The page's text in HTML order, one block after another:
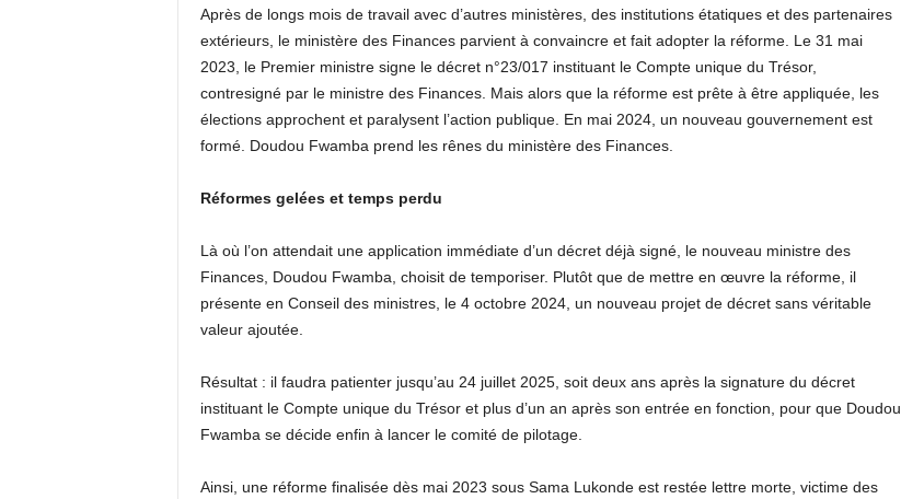
Après de longs mois de travail avec d’autres ministères, des institutions étatiques et des partenaires
extérieurs, le ministère des Finances parvient à convaincre et fait adopter la réforme. Le 31 mai
2023, le Premier ministre signe le décret n°23/017 instituant le Compte unique du Trésor,
contresigné par le ministre des Finances. Mais alors que la réforme est prête à être appliquée, les
élections approchent et paralysent l’action publique. En mai 2024, un nouveau gouvernement est
formé. Doudou Fwamba prend les rênes du ministère des Finances.
Réformes gelées et temps perdu
Là où l’on attendait une application immédiate d’un décret déjà signé, le nouveau ministre des
Finances, Doudou Fwamba, choisit de temporiser. Plutôt que de mettre en œuvre la réforme, il
présente en Conseil des ministres, le 4 octobre 2024, un nouveau projet de décret sans véritable
valeur ajoutée.
Résultat : il faudra patienter jusqu’au 24 juillet 2025, soit deux ans après la signature du décret
instituant le Compte unique du Trésor et plus d’un an après son entrée en fonction, pour que Doudou
Fwamba se décide enfin à lancer le comité de pilotage.
Ainsi, une réforme finalisée dès mai 2023 sous Sama Lukonde est restée lettre morte, victime des